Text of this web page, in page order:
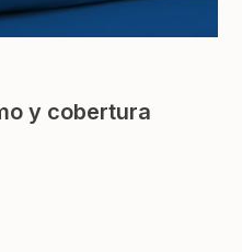
y cobertura